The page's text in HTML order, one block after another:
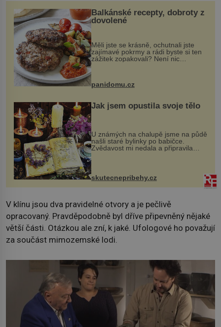
Balkánské recepty, dobroty z
dovolené
Měli jste se krásně, ochutnali jste
zajímavé pokrmy a rádi byste si ten
zážitek zopakovali? Není nic
snazšího. Pljeskavica (10 porcí)
Možná jste ji ochutnali na dovolené v
panidomu.cz
Jak jsem opustila svoje tělo
U známých na chalupě jsme na půdě
našli staré bylinky po babičce.
Zvědavost mi nedala a připravila
jsem si z nich lektvar… Zimní pobyt
na chalupě se pro mě vlastní vinou
změnil v děsivý zážitek, na kt...
skutecnepribehy.cz
V klínu jsou dva pravidelné otvory a je pečlivě
opracovaný. Pravděpodobně byl dříve připevněný nějaké
větší části. Otázkou ale zní, k jaké. Ufologové ho považují
za součást mimozemské lodi.